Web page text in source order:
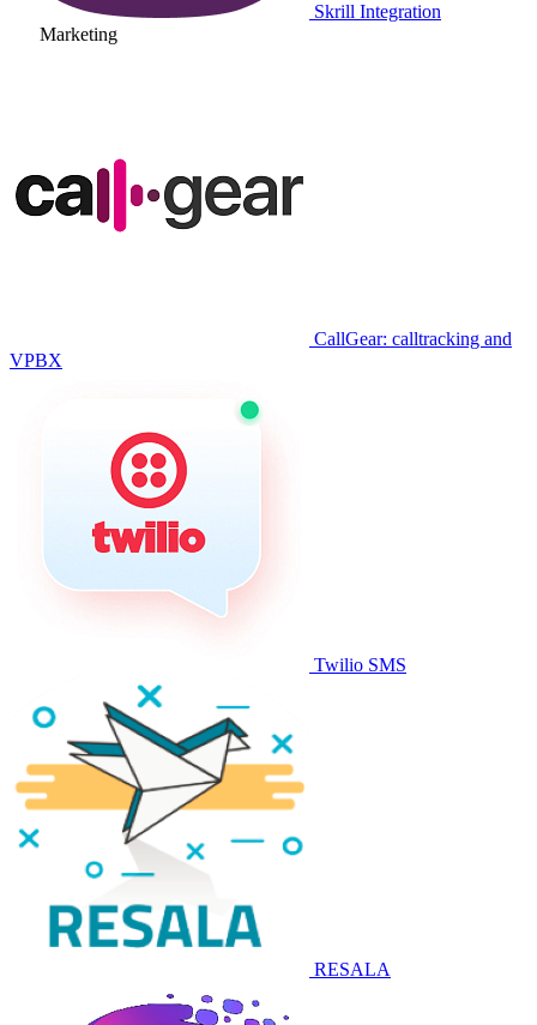
Skrill Integration
Marketing
CallGear: calltracking and
VPBX
Twilio SMS
RESALA